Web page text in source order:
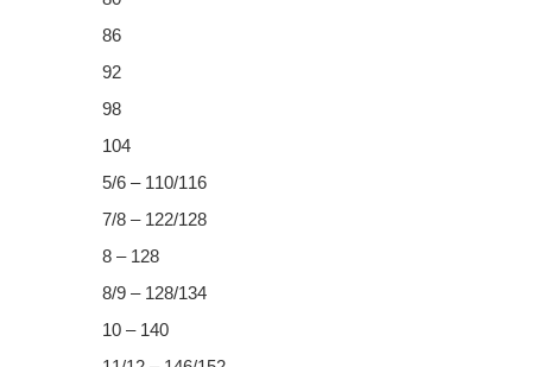
86
92
98
104
5/6 – 110/116
7/8 – 122/128
8 – 128
8/9 – 128/134
10 – 140